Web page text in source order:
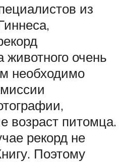
из
животного очень
необходимо
возраст питомца.
рекорд не
Поэтому